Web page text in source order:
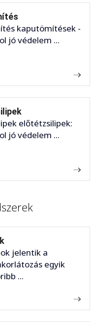
kaputömítések -
jó védelem ...
előtétzsilipek:
jó védelem ...
jelentik a
egyik
...